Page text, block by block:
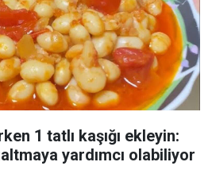
1 tatlı kaşığı ekleyin:
yardımcı olabiliyor